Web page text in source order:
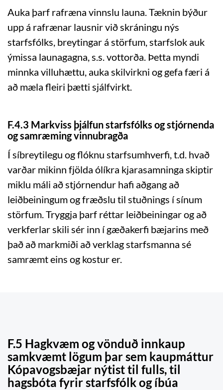
Auka þarf rafræna vinnslu launa. Tæknin býður
upp á rafrænar lausnir við skráningu nýs
starfsfólks, breytingar á störfum, starfslok auk
ýmissa launagagna, s.s. vottorða. Þetta myndi
minnka villuhættu, auka skilvirkni og gefa færi á
að mæla fleiri þætti sjálfvirkt.
F.4.3 Markviss þjálfun starfsfólks og stjórnenda
og samræming vinnubragða
Í síbreytilegu og flóknu starfsumhverfi, t.d. hvað
varðar mikinn fjölda ólíkra kjarasamninga skiptir
miklu máli að stjórnendur hafi aðgang að
leiðbeiningum og fræðslu til stuðnings í sínum
störfum. Tryggja þarf réttar leiðbeiningar og að
verkferlar skili sér inn í gæðakerfi bæjarins með
það að markmiði að verklag starfsmanna sé
samræmt eins og kostur er.
F.5 Hagkvæm og vönduð innkaup
samkvæmt lögum þar sem kaupmáttur
Kópavogsbæjar nýtist til fulls, til
hagsbóta fyrir starfsfólk og íbúa